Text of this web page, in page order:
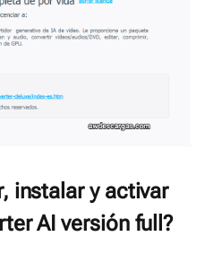
instalar y activar
AI versión full?